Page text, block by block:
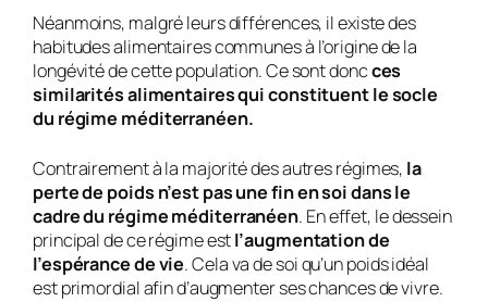
Néanmoins, malgré leurs différences, il existe des
habitudes alimentaires communes à l’origine de la
longévité de cette population. Ce sont doncces
similarités alimentaires qui constituent le socle
du régime méditerranéen.
Contrairement à la majorité des autres régimes, la
perte de poids n’est pas une fin en soi dans le
cadre du régime méditerranéen. En effet, le dessein
principal de ce régime estl’augmentation de
l’espérance de vie. Cela va de soi qu’un poids idéal
est primordial afin d’augmenter ses chances de vivre.